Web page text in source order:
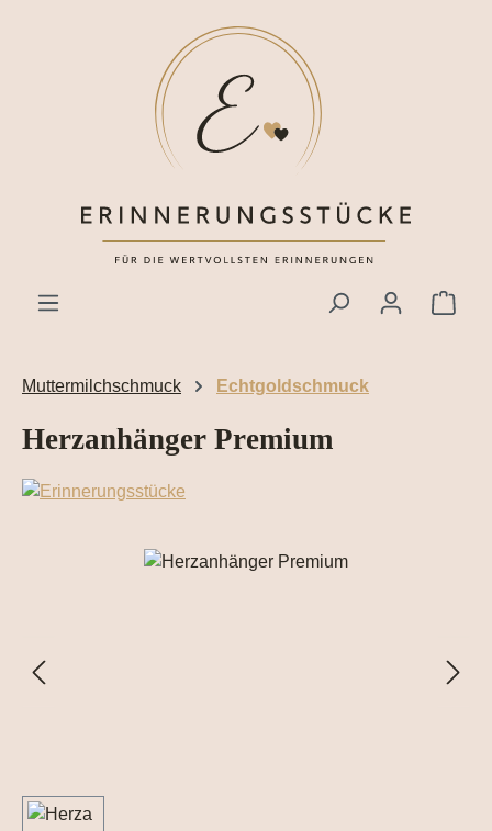
Zum Hauptinhalt springen
Muttermilchschmuck Echtgoldschmuck
Herzanhänger Premium
Bildergalerie überspringen